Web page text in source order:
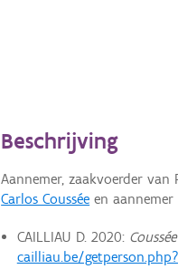
Beschrijving
Aannemer, zaakvoerder van
Carlos Coussée en
CAILLIAU D. 2020:
cailliau.be/